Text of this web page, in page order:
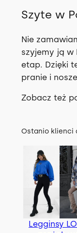
Szyte w
Nie
szyjemy ją w
etap. Dzięki
pranie i
Zobacz też
Ostanio klienci
Legginsy